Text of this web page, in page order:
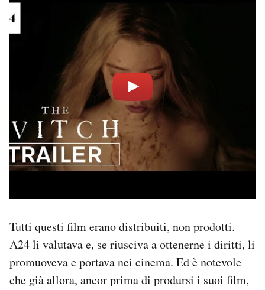
Tutti questi film erano distribuiti, non prodotti.
A24 li valutava e, se riusciva a ottenerne i diritti, li
promuoveva e portava nei cinema. Ed è notevole
che già allora, ancor prima di prodursi i suoi film,